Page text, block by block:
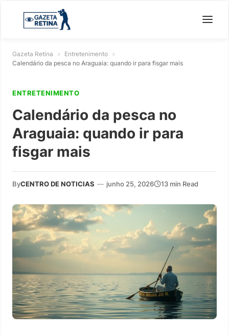
Gazeta Retina » Entretenimento »
Calendário da pesca no Araguaia: quando ir para fisgar mais
ENTRETENIMENTO
Calendário da pesca no
Araguaia: quando ir para
fisgar mais
ByCENTRO DE NOTICIAS — junho 25, 2026 13 min Read